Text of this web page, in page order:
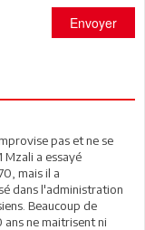
Envoyer
pas et ne se
Mzali a essayé
mais il a
dans l'administration
Beaucoup de
ne maitrisent ni